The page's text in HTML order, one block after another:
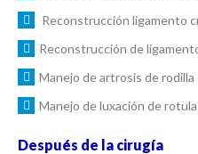
Reconstrucción ligamento
Reconstrucción de
Manejo de artrosis de rodilla
Manejo de luxación de rotula
Después de la cirugía